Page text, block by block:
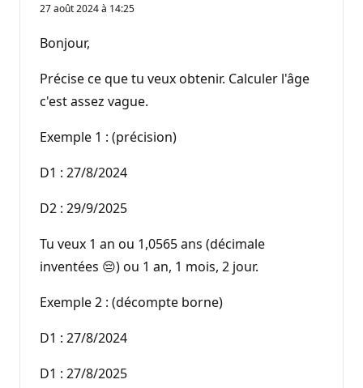
i
e
r
é
t
i
27 août 2024 à 14:25
Bonjour,
Précise ce que tu veux obtenir. Calculer l'âge
c'est assez vague.
Exemple 1 : (précision)
D1 : 27/8/2024
D2 : 29/9/2025
Tu veux 1 an ou 1,0565 ans (décimale
inventées 😔) ou 1 an, 1 mois, 2 jour.
Exemple 2 : (décompte borne)
D1 : 27/8/2024
D1 : 27/8/2025